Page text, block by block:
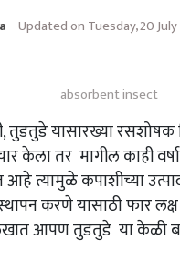
Updated on Tuesday, 20 July
absorbent insect
तुडतुडे यासारख्या रसशोषक
केला तर मागील काही
आहे त्यामुळे कपाशीच्या
करणे यासाठी फार
आपण तुडतुडे या केळी